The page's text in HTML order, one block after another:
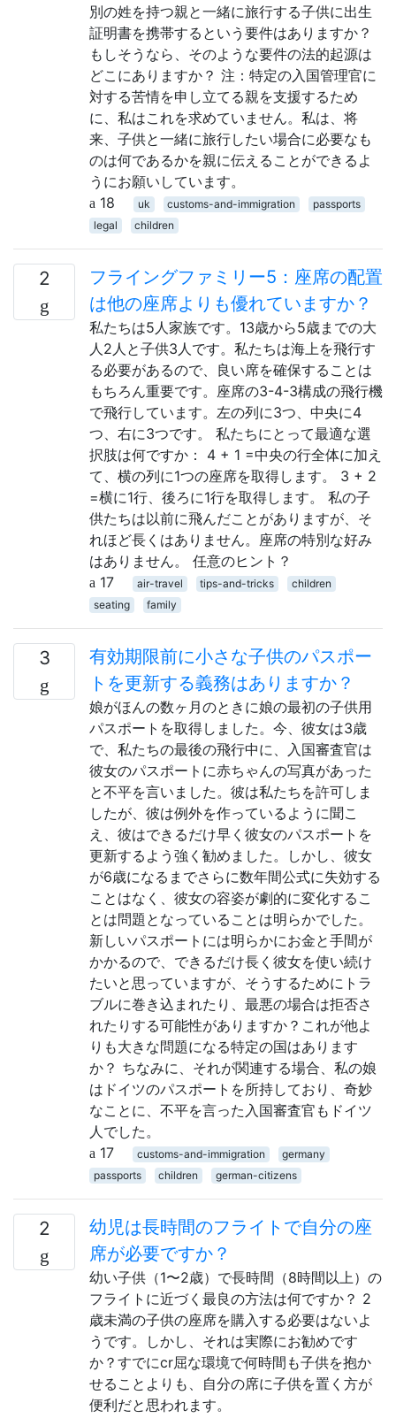
別の姓を持つ親と一緒に旅行する子供に出生
証明書を携帯するという要件はありますか？
もしそうなら、そのような要件の法的起源は
どこにありますか？ 注：特定の入国管理官に
対する苦情を申し立てる親を支援するため
に、私はこれを求めていません。私は、将
来、子供と一緒に旅行したい場合に必要なも
のは何であるかを親に伝えることができるよ
うにお願いしています。
18
uk customs-and-immigration
passports
legal
children
2
フライングファミリー5：座席の配置
は他の座席よりも優れていますか？
私たちは5人家族です。13歳から5歳までの大
人2人と子供3人です。私たちは海上を飛行す
る必要があるので、良い席を確保することは
もちろん重要です。座席の3-4-3構成の飛行機
で飛行しています。左の列に3つ、中央に4
つ、右に3つです。 私たちにとって最適な選
択肢は何ですか： 4 + 1 =中央の行全体に加え
て、横の列に1つの座席を取得します。 3 + 2
=横に1行、後ろに1行を取得します。 私の子
供たちは以前に飛んだことがありますが、そ
れほど長くはありません。座席の特別な好み
はありません。 任意のヒント？
17
air-travel tips-and-tricks
children
seating
family
3
有効期限前に小さな子供のパスポー
トを更新する義務はありますか？
娘がほんの数ヶ月のときに娘の最初の子供用
パスポートを取得しました。今、彼女は3歳
で、私たちの最後の飛行中に、入国審査官は
彼女のパスポートに赤ちゃんの写真があった
と不平を言いました。彼は私たちを許可しま
したが、彼は例外を作っているように聞こ
え、彼はできるだけ早く彼女のパスポートを
更新するよう強く勧めました。しかし、彼女
が6歳になるまでさらに数年間公式に失効する
ことはなく、彼女の容姿が劇的に変化するこ
とは問題となっていることは明らかでした。
新しいパスポートには明らかにお金と手間が
かかるので、できるだけ長く彼女を使い続け
たいと思っていますが、そうするためにトラ
ブルに巻き込まれたり、最悪の場合は拒否さ
れたりする可能性がありますか？これが他よ
りも大きな問題になる特定の国はあります
か？ ちなみに、それが関連する場合、私の娘
はドイツのパスポートを所持しており、奇妙
なことに、不平を言った入国審査官もドイツ
人でした。
17
customs-and-immigration
germany
passports
children german-citizens
2
幼児は長時間のフライトで自分の座
席が必要ですか？
幼い子供（1〜2歳）で長時間（8時間以上）の
フライトに近づく最良の方法は何ですか？ 2
歳未満の子供の座席を購入する必要はないよ
うです。しかし、それは実際にお勧めです
か？すでにcr屈な環境で何時間も子供を抱か
せることよりも、自分の席に子供を置く方が
便利だと思われます。